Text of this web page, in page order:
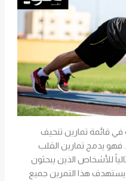
في قائمة تمارين تنحيف
فهو يدمج تمارين القلب
للأشخاص الذين يبحثون
هذا التمرين جميع